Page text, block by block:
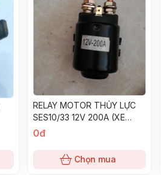
RELAY MOTOR THỦY LỰC
SES10/33 12V 200A (XE
ĐIỆN)
0đ
Chọn mua